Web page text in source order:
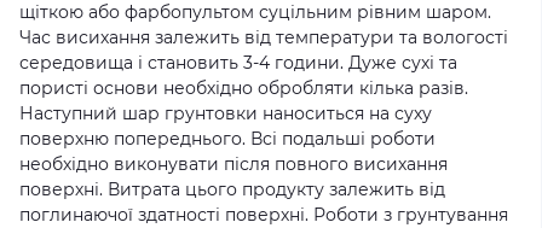
щіткою або фарбопультом суцільним рівним шаром.
Час висихання залежить від температури та вологості
середовища і становить 3-4 години. Дуже сухі та
пористі основи необхідно обробляти кілька разів.
Наступний шар грунтовки наноситься на суху
поверхню попереднього. Всі подальші роботи
необхідно виконувати після повного висихання
поверхні. Витрата цього продукту залежить від
поглинаючої здатності поверхні. Роботи з грунтування